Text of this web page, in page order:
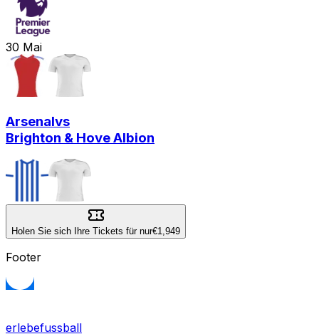
30 Mai
Arsenalvs
Brighton & Hove Albion
Holen Sie sich Ihre Tickets für nur€1,949
Footer
erlebefussball